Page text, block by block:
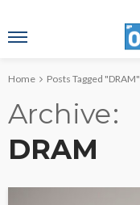
Home Posts Tagged "DRAM"
Archive
DRAM